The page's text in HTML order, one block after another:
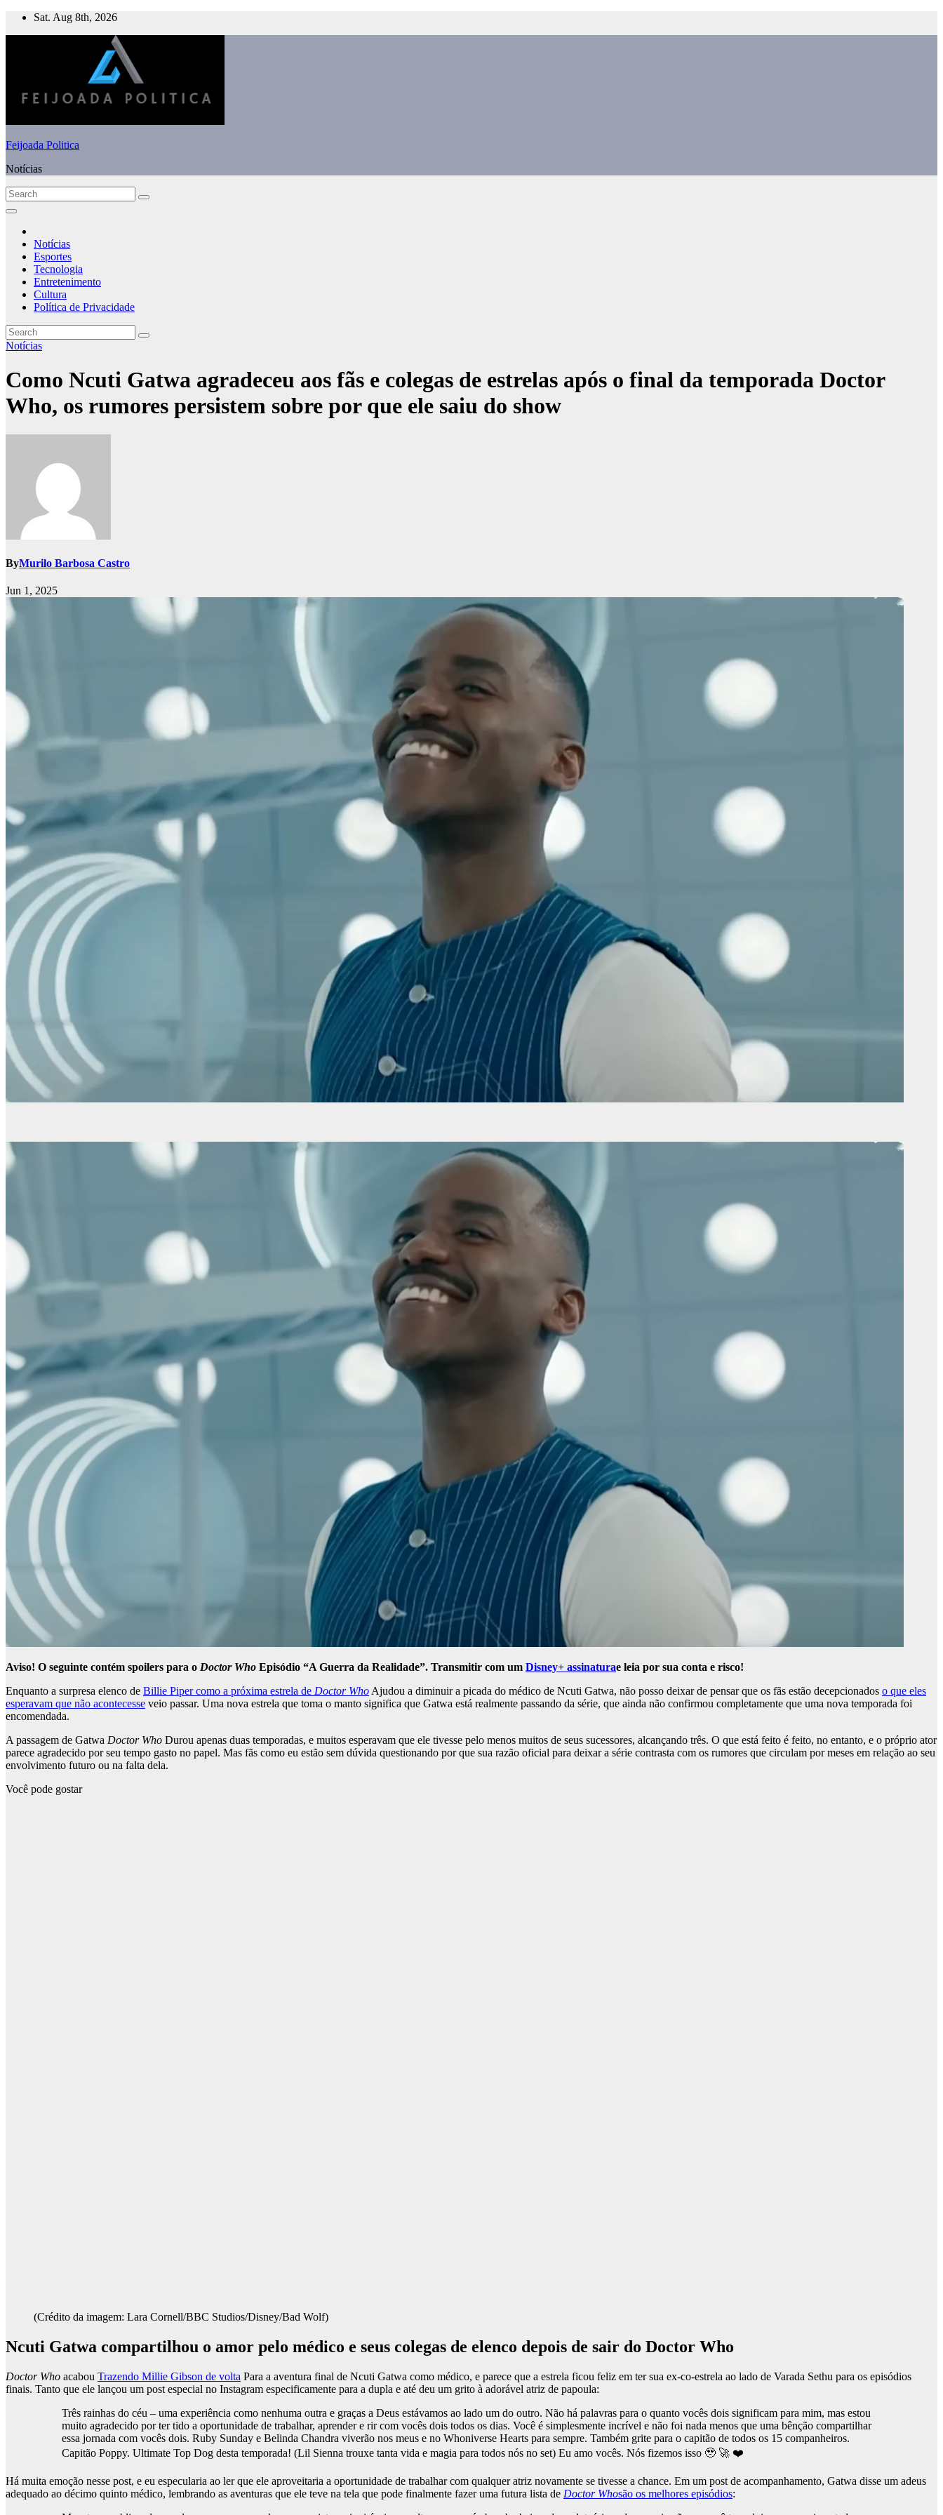
Skip
Sat. Aug 8th, 2026
Feijoada Politica
Notícias
Notícias
Esportes
Tecnologia
Entretenimento
Cultura
Política de Privacidade
Notícias
Como Ncuti Gatwa agradeceu aos fãs e colegas de estrelas após o final da temporada Doctor
Who, os rumores persistem sobre por que ele saiu do show
ByMurilo Barbosa Castro
Jun 1, 2025
Aviso! O seguinte contém spoilers para o Doctor Who Episódio “A Guerra da Realidade”. Transmitir com um Disney+ assinaturae leia por sua conta e risco!
Enquanto a surpresa elenco de Billie Piper como a próxima estrela de Doctor WhoAjudou a diminuir a picada do médico de Ncuti Gatwa, não posso deixar de pensar que os fãs estão decepcionados o que eles
esperavam que não acontecesse veio passar. Uma nova estrela que toma o manto significa que Gatwa está realmente passando da série, que ainda não confirmou completamente que uma nova temporada foi
encomendada.
A passagem de Gatwa Doctor Who Durou apenas duas temporadas, e muitos esperavam que ele tivesse pelo menos muitos de seus sucessores, alcançando três. O que está feito é feito, no entanto, e o próprio ator
parece agradecido por seu tempo gasto no papel. Mas fãs como eu estão sem dúvida questionando por que sua razão oficial para deixar a série contrasta com os rumores que circulam por meses em relação ao seu
envolvimento futuro ou na falta dela.
Você pode gostar
(Crédito da imagem: Lara Cornell/BBC Studios/Disney/Bad Wolf)
Ncuti Gatwa compartilhou o amor pelo médico e seus colegas de elenco depois de sair do Doctor Who
Doctor Who acabou Trazendo Millie Gibson de volta Para a aventura final de Ncuti Gatwa como médico, e parece que a estrela ficou feliz em ter sua ex-co-estrela ao lado de Varada Sethu para os episódios
finais. Tanto que ele lançou um post especial no Instagram especificamente para a dupla e até deu um grito à adorável atriz de papoula:
Três rainhas do céu – uma experiência como nenhuma outra e graças a Deus estávamos ao lado um do outro. Não há palavras para o quanto vocês dois significam para mim, mas estou
muito agradecido por ter tido a oportunidade de trabalhar, aprender e rir com vocês dois todos os dias. Você é simplesmente incrível e não foi nada menos que uma bênção compartilhar
essa jornada com vocês dois. Ruby Sunday e Belinda Chandra viverão nos meus e no Whoniverse Hearts para sempre. Também grite para o capitão de todos os 15 companheiros.
Capitão Poppy. Ultimate Top Dog desta temporada! (Lil Sienna trouxe tanta vida e magia para todos nós no set) Eu amo vocês. Nós fizemos isso 🥹 🚀 ❤️
Há muita emoção nesse post, e eu especularia ao ler que ele aproveitaria a oportunidade de trabalhar com qualquer atriz novamente se tivesse a chance. Em um post de acompanhamento, Gatwa disse um adeus
adequado ao décimo quinto médico, lembrando as aventuras que ele teve na tela que pode finalmente fazer uma futura lista de Doctor Whosão os melhores episódios: